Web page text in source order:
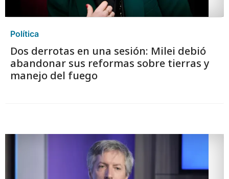
Política
Dos derrotas en una sesión: Milei debió
abandonar sus reformas sobre tierras y
manejo del fuego